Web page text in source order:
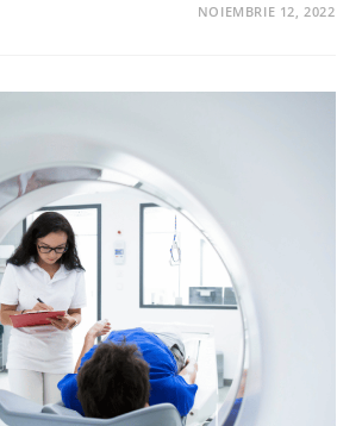
NOIEMBRIE 12, 2022